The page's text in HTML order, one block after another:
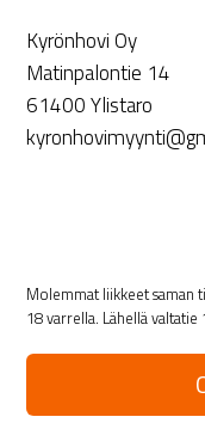
Kyrönhovi Oy
Matinpalontie 14
61400 Ylistaro
Molemmat liikkeet saman
18 varrella. Lähellä valtatie